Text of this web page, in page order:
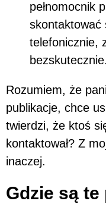
pełnomocnik
skontaktować
telefonicznie,
bezskutecznie.
Rozumiem, że
publikacje, chce
twierdzi, że ktoś
kontaktował? Z
inaczej.
Gdzie są te